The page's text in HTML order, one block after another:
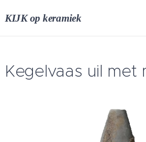
KIJK op keramiek
Kegelvaas uil met